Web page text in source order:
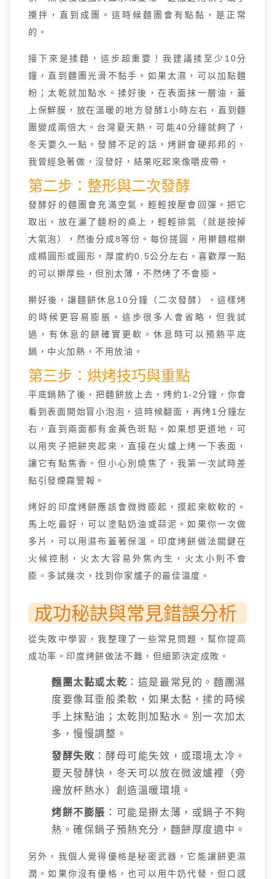
攪拌，直到成團。這時候麵團會有點黏，是正常
的。
接下來是揉麵，這步超重要！我建議揉至少10分
鐘，直到麵團光滑不黏手。如果太濕，可以加點麵
粉；太乾就加點水。揉好後，在表面抹一層油，蓋
上保鮮膜，放在溫暖的地方發酵1小時左右，直到麵
團變成兩倍大。台灣夏天熱，可能40分鐘就夠了，
冬天要久一點。發酵不足的話，烤餅會硬邦邦的，
我曾經急著做，沒發好，結果吃起來像嚼皮帶。
第二步：整形與二次發酵
發酵好的麵團會充滿空氣，輕輕按壓會回彈。把它
取出，放在灑了麵粉的桌上，輕輕排氣（就是按掉
大氣泡），然後分成8等份。每份搓圓，用擀麵棍擀
成橢圓形或圓形，厚度約0.5公分左右。喜歡厚一點
的可以擀厚些，但別太薄，不然烤了不會膨。
擀好後，讓麵餅休息10分鐘（二次發酵），這樣烤
的時候更容易膨脹。這步很多人會省略，但我試
過，有休息的餅確實更軟。休息時可以預熱平底
鍋，中火加熱，不用放油。
第三步：烘烤技巧與重點
平底鍋熱了後，把麵餅放上去，烤約1-2分鐘，你會
看到表面開始冒小泡泡，這時候翻面，再烤1分鐘左
右，直到兩面都有金黃色斑點。如果想更道地，可
以用夾子把餅夾起來，直接在火爐上烤一下表面，
讓它有點焦香。但小心別燒焦了，我第一次試時差
點引發煙霧警報。
烤好的印度烤餅應該會微微膨起，摸起來軟軟的。
馬上吃最好，可以塗點奶油或蒜泥。如果你一次做
多片，可以用濕布蓋著保溫。印度烤餅做法關鍵在
火候控制，火太大容易外焦內生，火太小則不會
膨。多試幾次，找到你家爐子的最佳溫度。
成功秘訣與常見錯誤分析
從失敗中學習，我整理了一些常見問題，幫你提高
成功率。印度烤餅做法不難，但細節決定成敗。
麵團太黏或太乾 ：這是最常見的。麵團濕
度要像耳垂般柔軟，如果太黏，揉的時候
手上抹點油；太乾則加點水。別一次加太
多，慢慢調整。
發酵失敗 ：酵母可能失效，或環境太冷。
夏天發酵快，冬天可以放在微波爐裡（旁
邊放杯熱水）創造溫暖環境。
烤餅不膨脹 ：可能是擀太薄，或鍋子不夠
熱。確保鍋子預熱充分，麵餅厚度適中。
另外，我個人覺得優格是秘密武器，它能讓餅更濕
潤。如果你沒有優格，也可以用牛奶代替，但口感